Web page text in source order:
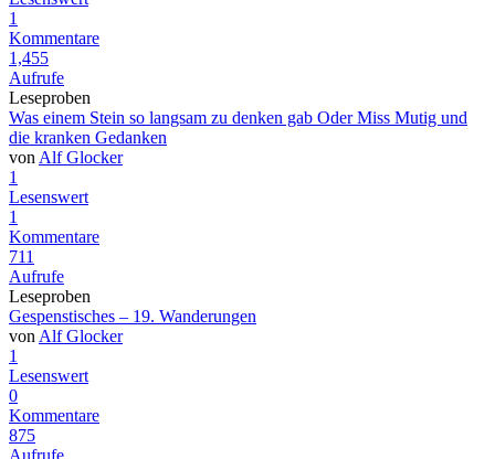
1
Kommentare
1,455
Aufrufe
Leseproben
Was einem Stein so langsam zu denken gab Oder Miss Mutig und
die kranken Gedanken
von Alf Glocker
1
Lesenswert
1
Kommentare
711
Aufrufe
Leseproben
Gespenstisches – 19. Wanderungen
von Alf Glocker
1
Lesenswert
0
Kommentare
875